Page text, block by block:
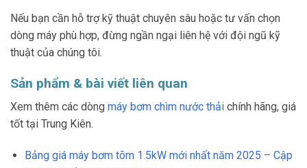
Nếu bạn cần hỗ trợ kỹ thuật chuyên sâu hoặc tư vấn chọn
dòng máy phù hợp, đừng ngần ngại liên hệ với đội ngũ kỹ
thuật của chúng tôi.
Sản phẩm & bài viết liên quan
Xem thêm các dòng máy bơm chìm nước thải chính hãng, giá
tốt tại Trung Kiên.
Bảng giá máy bơm tõm 1.5kW mới nhất năm 2025 – Cập